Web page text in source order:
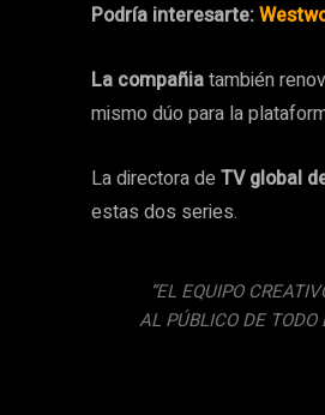
Podría interesarte:
La compañiatambién
mismo dúo para la
La directora de TV global
estas dos series.
“EL EQUIPO
AL PÚBLICO DE